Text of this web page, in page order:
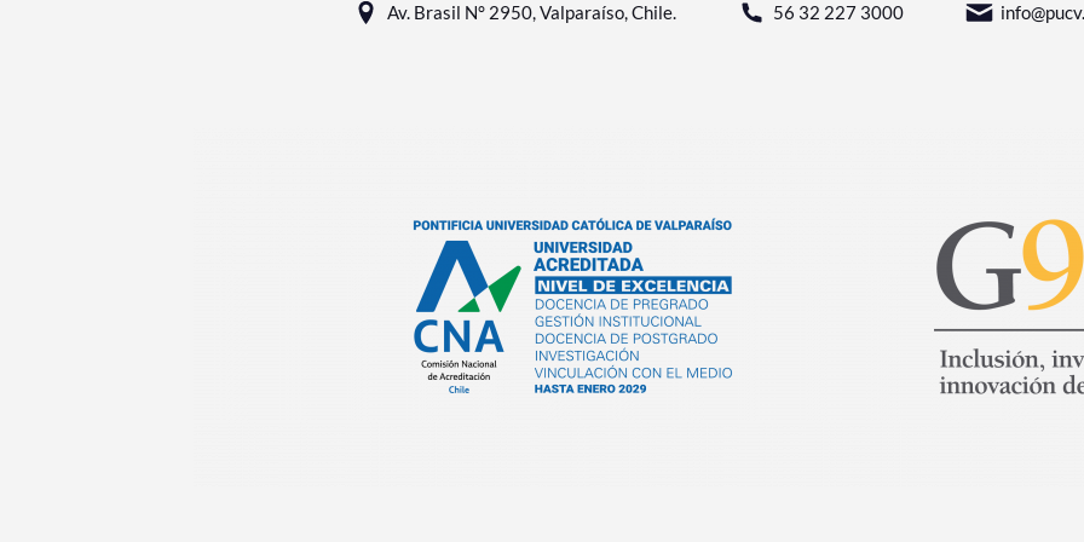
Av. Brasil N° 2950, Valparaíso, Chile. 56 32 227 3000